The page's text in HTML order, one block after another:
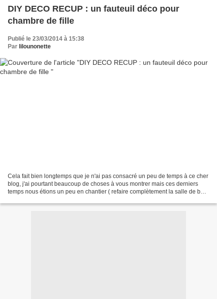
DIY DECO RECUP : un fauteuil déco pour
chambre de fille
Publié le 23/03/2014 à 15:38
Par lilounonette
Cela fait bien longtemps que je n'ai pas consacré un peu de temps à ce cher
blog, j'ai pourtant beaucoup de choses à vous montrer mais ces derniers
temps nous étions un peu en chantier ( refaire complètement la salle de bain